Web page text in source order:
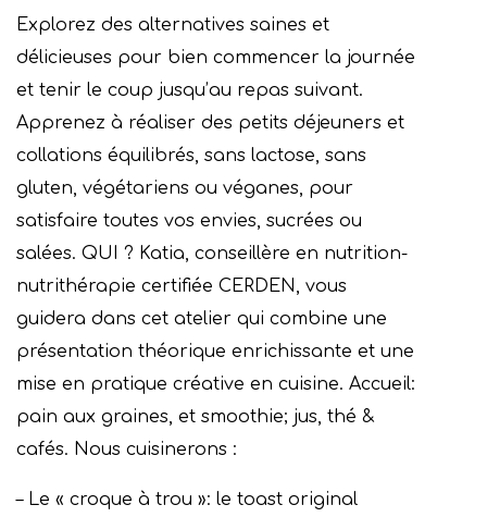
Explorez des alternatives saines et
délicieuses pour bien commencer la journée
et tenir le coup jusqu’au repas suivant.
Apprenez à réaliser des petits déjeuners et
collations équilibrés, sans lactose, sans
gluten, végétariens ou véganes, pour
satisfaire toutes vos envies, sucrées ou
salées. QUI ? Katia, conseillère en nutrition-
nutrithérapie certifiée CERDEN, vous
guidera dans cet atelier qui combine une
présentation théorique enrichissante et une
mise en pratique créative en cuisine. Accueil:
pain aux graines, et smoothie; jus, thé &
cafés. Nous cuisinerons :
– Le « croque à trou »: le toast original